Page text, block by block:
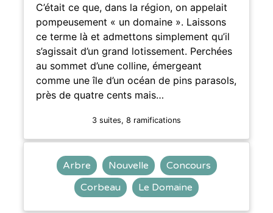
C’était ce que, dans la région, on appelait
pompeusement « un domaine ». Laissons
ce terme là et admettons simplement qu’il
s’agissait d’un grand lotissement. Perchées
au sommet d’une colline, émergeant
comme une île d’un océan de pins parasols,
près de quatre cents mais…
3 suites, 8 ramifications
Arbre Nouvelle
Concours
Corbeau
Le Domaine